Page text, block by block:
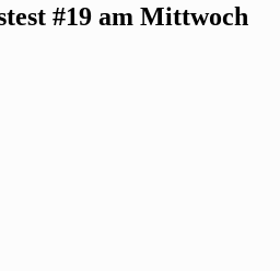
#19 am Mittwoch